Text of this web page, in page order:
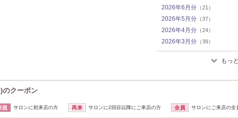
2026年6月分 （21）
2026年5月分 （37）
2026年4月分 （24）
2026年3月分 （39）
2026年2月分（33）
（18）
2025年9月分（9）
もっ
クーポン
規 サロンに初来店の方 再来 サロンに2回目以降にご来店の方 全員 サロンにご来店の全